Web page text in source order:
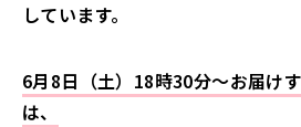
しています。
6月8日（土）18時30分～お届け
は、